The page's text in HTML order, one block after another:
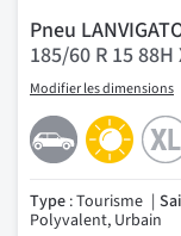
Pneu
185/60 R 15 88H
Modifier les dimensions
Type : Tourisme
Polyvalent, Urbain